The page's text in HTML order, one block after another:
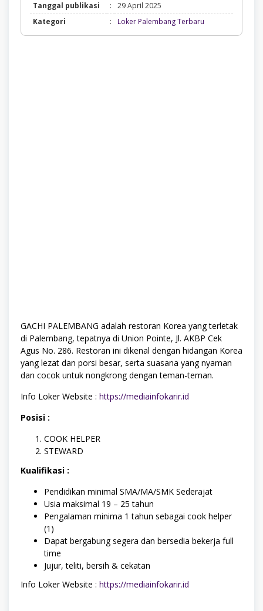
Tanggal publikasi :
29 April 2025
Kategori
: Loker Palembang Terbaru
GACHI PALEMBANG adalah restoran Korea yang terletak
di Palembang, tepatnya di Union Pointe, Jl. AKBP Cek
Agus No. 286. Restoran ini dikenal dengan hidangan Korea
yang lezat dan porsi besar, serta suasana yang nyaman
dan cocok untuk nongkrong dengan teman-teman.
Info Loker Website : https://mediainfokarir.id
Posisi :
COOK HELPER
STEWARD
Kualifikasi :
Pendidikan minimal SMA/MA/SMK Sederajat
Usia maksimal 19 – 25 tahun
Pengalaman minima 1 tahun sebagai cook helper
(1)
Dapat bergabung segera dan bersedia bekerja full
time
Jujur, teliti, bersih & cekatan
Info Loker Website : https://mediainfokarir.id